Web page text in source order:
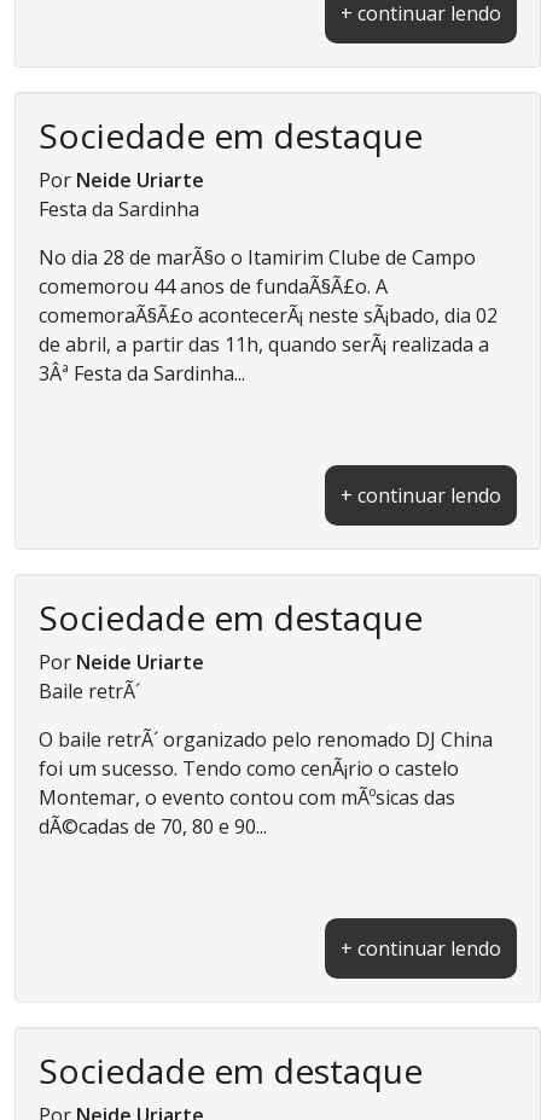
+ continuar lendo
Sociedade em destaque
Por Neide Uriarte
Festa da Sardinha
No dia 28 de marÃ§o o Itamirim Clube de Campo
comemorou 44 anos de fundaÃ§Ã£o. A
comemoraÃ§Ã£o acontecerÃ¡ neste sÃ¡bado, dia 02
de abril, a partir das 11h, quando serÃ¡ realizada a
3Âª Festa da Sardinha...
+ continuar lendo
Sociedade em destaque
Por Neide Uriarte
Baile retrÃ´
O baile retrÃ´ organizado pelo renomado DJ China
foi um sucesso. Tendo como cenÃ¡rio o castelo
Montemar, o evento contou com mÃºsicas das
dÃ©cadas de 70, 80 e 90...
+ continuar lendo
Sociedade em destaque